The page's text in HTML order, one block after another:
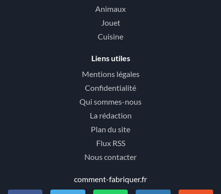
Animaux
Jouet
Cuisine
Liens utiles
Mentions légales
Confidentialité
Qui sommes-nous
La rédaction
Plan du site
Flux RSS
Nous contacter
comment-fabriquer.fr